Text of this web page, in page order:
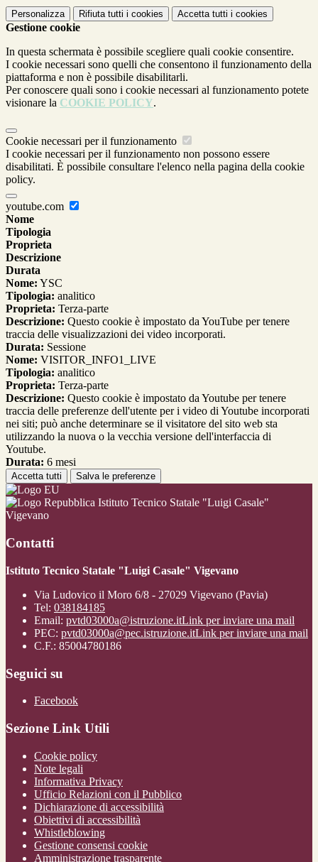
Personalizza Rifiuta tutti i cookies Accetta tutti i cookies
Gestione cookie
In questa schermata è possibile scegliere quali cookie consentire.
I cookie necessari sono quelli che consentono il funzionamento della
piattaforma e non è possibile disabilitarli.
Per conoscere quali sono i cookie necessari al funzionamento potete
visionare la COOKIE POLICY.
Cookie necessari per il funzionamento
I cookie necessari per il funzionamento non possono essere
disabilitati. È possibile consultare l'elenco nella pagina della cookie
policy.
youtube.com
Nome
Tipologia
Proprieta
Descrizione
Durata
Nome: YSC
Tipologia: analitico
Proprieta: Terza-parte
Descrizione: Questo cookie è impostato da YouTube per tenere
traccia delle visualizzazioni dei video incorporati.
Durata: Sessione
Nome: VISITOR_INFO1_LIVE
Tipologia: analitico
Proprieta: Terza-parte
Descrizione: Questo cookie è impostato da Youtube per tenere
traccia delle preferenze dell'utente per i video di Youtube incorporati
nei siti; può anche determinare se il visitatore del sito web sta
utilizzando la nuova o la vecchia versione dell'interfaccia di
Youtube.
Durata: 6 mesi
Accetta tutti Salva le preferenze
Istituto Tecnico Statale "Luigi Casale"
Vigevano
Contatti
Istituto Tecnico Statale "Luigi Casale" Vigevano
Via Ludovico il Moro 6/8 - 27029 Vigevano (Pavia)
Tel: 038184185
Email: pvtd03000a@istruzione.itLink per inviare una mail
PEC: pvtd03000a@pec.istruzione.itLink per inviare una mail
C.F.: 85004780186
Seguici su
Facebook
Sezione Link Utili
Cookie policy
Note legali
Informativa Privacy
Ufficio Relazioni con il Pubblico
Dichiarazione di accessibilità
Obiettivi di accessibilità
Whistleblowing
Gestione consensi cookie
Amministrazione trasparente